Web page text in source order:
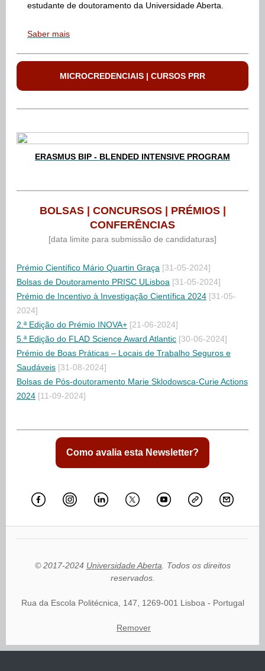
estudante de doutoramento da Universidade Aberta.
Saber mais
MICROCREDENCIAIS | CURSOS PRR
ERASMUS BIP - BLENDED INTENSIVE PROGRAM
BOLSAS | CONCURSOS | PRÉMIOS |
CONFERÊNCIAS
[data limite para submissão de candidaturas]
Prémio Científico Mário Quartin Graça [31-05-2024]
Bolsas de Doutoramento PRISC ULisboa [31-05-2024]
Prémio de Incentivo à Investigação Científica 2024 [31-05-
2024]
2.ª Edição do Prémio INOVA+ [21-06-2024]
5.ª Edição do FLAD Science Award Atlantic [30-06-2024]
Prémio de Boas Práticas – Locais de Trabalho Seguros e
Saudáveis [31-08-2024]
Bolsas de Pós-doutoramento Marie Sklodowsca-Curie Actions
2024 [11-09-2024]
Como avalia esta Newsletter?
© 2017-2024 Universidade Aberta . Todos os direitos
reservados.
Rua da Escola Politécnica, 147, 1269-001 Lisboa - Portugal
Remover